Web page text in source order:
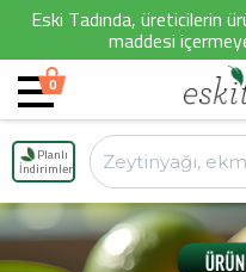
Eski Tadında, üreticilerin
maddesi
0
Planlı
İndirimler